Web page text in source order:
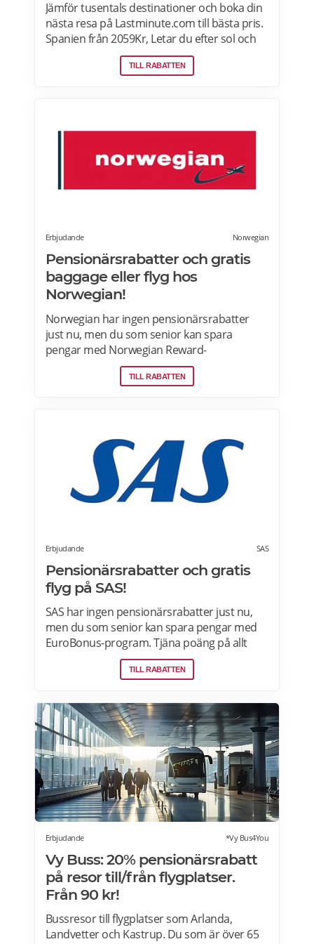
Jämför tusentals destinationer och boka din
nästa resa på Lastminute.com till bästa pris.
Spanien från 2059Kr, Letar du efter sol och
hav? Boka flyg + hotell på Lastminute.com
och koppla av i sanden. Läs mer om aktuella
TILL RABATTEN
Erbjudande Norwegian
Pensionärsrabatter och gratis
baggage eller flyg hos
Norwegian!
Norwegian har ingen pensionärsrabatter
just nu, men du som senior kan spara
pengar med Norwegian Reward-
lojalitetsprogram. Tjäna Spenn och använd
dem för att få ännu billigare eller helt gratis
TILL RABATTEN
Erbjudande SAS
Pensionärsrabatter och gratis
flyg på SAS!
SAS har ingen pensionärsrabatter just nu,
men du som senior kan spara pengar med
EuroBonus-program. Tjäna poäng på allt
från flygningar till snabbmat och spendera
dem på nästa resa, uppgraderingar och
ett fast poängpris som du kan betala för
med EuroBonus-poäng.Läs mer om
pensionärsrabatter och EuroBonus på SAS
här.
TILL RABATTEN
Erbjudande *Vy Bus4You
Vy Buss: 20% pensionärsrabatt
på resor till/från flygplatser.
Från 90 kr!
Bussresor till flygplatser som Arlanda,
Landvetter och Kastrup. Du som är över 65